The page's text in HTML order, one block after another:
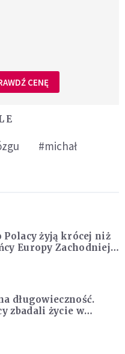
CENĘ
#michał
Polacy żyją krócej niż
Europy Zachodniej?
wskazuje główne
długowieczność.
zbadali życie w